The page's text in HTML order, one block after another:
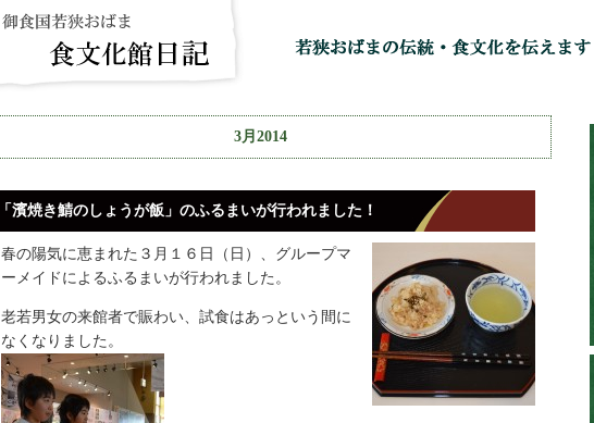
3月2014
「濱焼き鯖のしょうが飯」のふるまいが行われました！
春の陽気に恵まれた３月１６日（日）、グループマ
ーメイドによるふるまいが行われました。
老若男女の来館者で賑わい、試食はあっという間に
なくなりました。